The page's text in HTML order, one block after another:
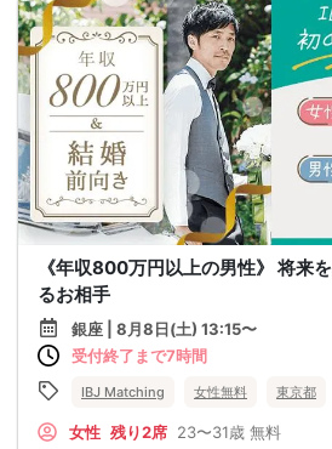
《年収800万円以上の男性》 将来
るお相手
銀座 | 8月8日(土) 13:15〜
受付終了まで7時間
IBJ Matching 女性無料 東京都
女性 残り2席 23〜31歳 無料